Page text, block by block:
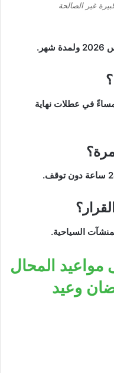
غير الصالحة
9 مساءً، مع مد العمل حتى 10 مساءً في عطلات نهاية
السياحية.
المحال
وعيد